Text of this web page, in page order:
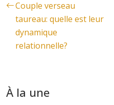
Couple verseau
taureau: quelle est leur
dynamique
relationnelle?
À la une